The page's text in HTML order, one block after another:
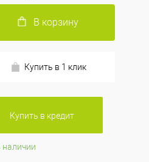
В корзину
Купить в 1 клик
Купить в кредит
наличии